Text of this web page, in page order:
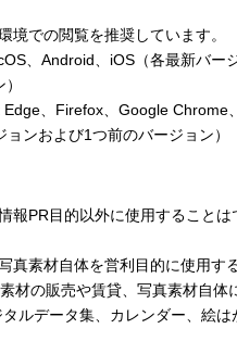
境での閲覧を推奨しています。
、Android、iOS（各最新バー
、Firefox、Google Chrome
ンおよび1つ前のバージョン）
報PR目的以外に使用することは
真素材自体を営利目的に使用す
材の販売や賃貸、写真素材自体
ルデータ集、カレンダー、絵は